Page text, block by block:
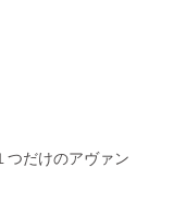
の空間／マ
つだけのアヴァン